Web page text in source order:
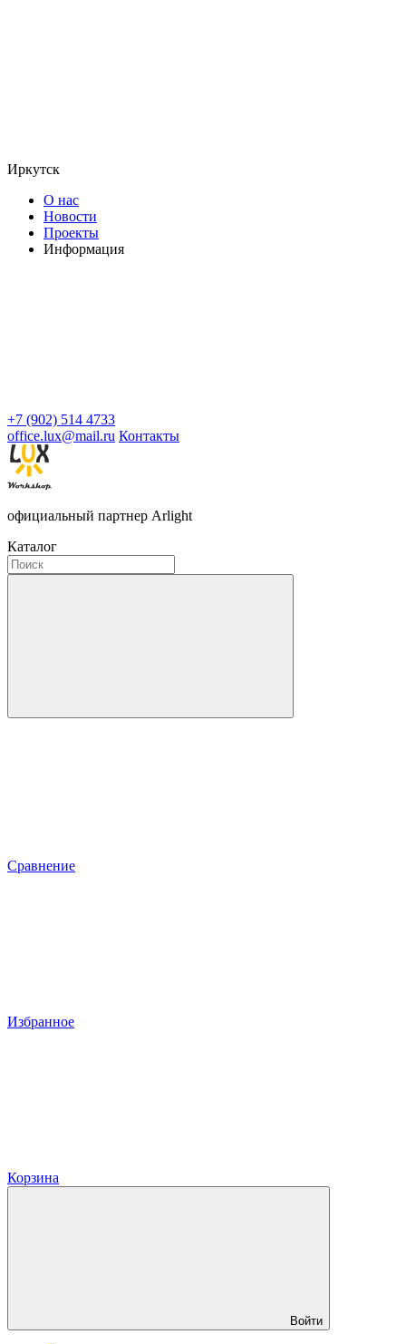
Иркутск
О нас
Новости
Проекты
Информация
+7 (902) 514 4733
office.lux@mail.ru Контакты
официальный партнер Arlight
Каталог
Сравнение
Избранное
Корзина
Войти